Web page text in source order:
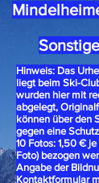
Hinweis: Das
liegt beim Ski-
wurden hier mit
abgelegt,
können über den
gegen eine
10 Fotos: 1,50 €
Foto) bezogen
Angabe der
Kontaktformular